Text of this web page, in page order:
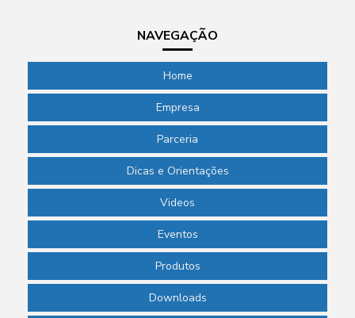
NAVEGAÇÃO
Home
Empresa
Parceria
Dicas e Orientações
Videos
Eventos
Produtos
Downloads